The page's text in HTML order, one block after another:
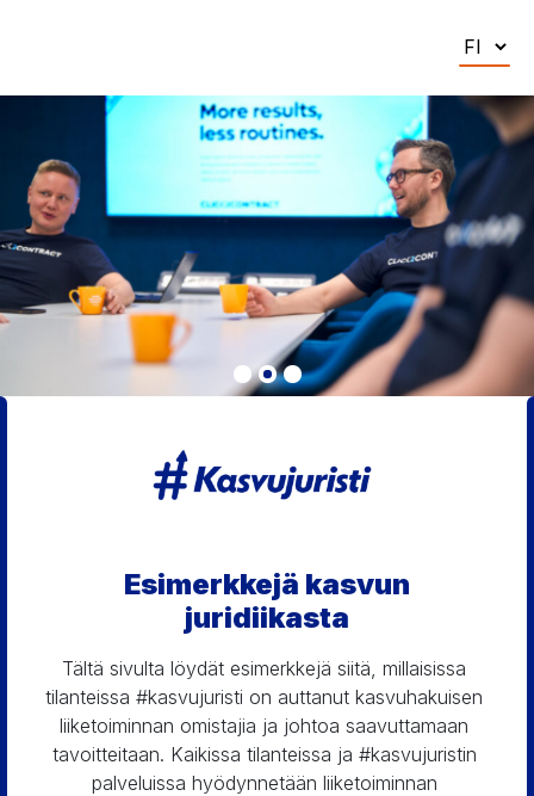
Esimerkkejä kasvun
juridiikasta
Tältä sivulta löydät esimerkkejä siitä, millaisissa
tilanteissa #kasvujuristi on auttanut kasvuhakuisen
liiketoiminnan omistajia ja johtoa saavuttamaan
tavoitteitaan. Kaikissa tilanteissa ja #kasvujuristin
palveluissa hyödynnetään liiketoiminnan